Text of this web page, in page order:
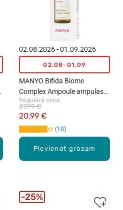
Pievienot grozam
02.08.2026 - 01.09.2026
02.08-01.09
MANYO Bifida Biome
Complex Ampoule ampulas
serums ar bifida kompleksu,
50ml
Regulārā cena
20,99 €
27,99 €
10
25%